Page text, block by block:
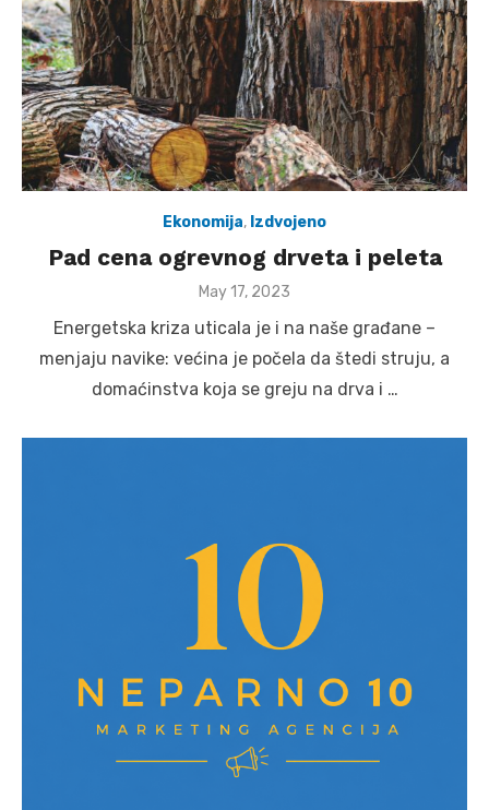
Ekonomija, Izdvojeno
Pad cena ogrevnog drveta i peleta
Posted
May 17, 2023
Energetska kriza uticala je i na naše građane –
menjaju navike: većina je počela da štedi struju, a
domaćinstva koja se greju na drva i …